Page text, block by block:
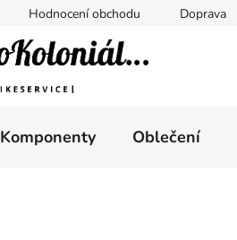
Hodnocení obchodu Doprava
Komponenty Oblečení